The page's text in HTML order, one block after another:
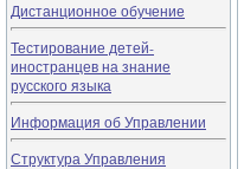
Дистанционное обучение
Тестирование детей-
иностранцев на знание
русского языка
Информация об Управлении
Структура Управления